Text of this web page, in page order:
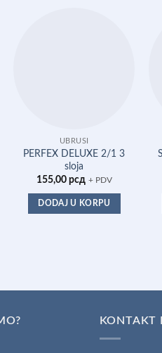
UBRUSI
PERFEX DELUXE 2/1 3
sloja
155,00 рсд + PDV
DODAJ U KORPU
KONTAKT